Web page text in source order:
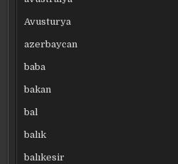
Avusturya
azerbaycan
baba
bakan
bal
balık
balıkesir